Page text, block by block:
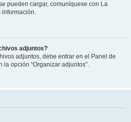
pueden cargar, comuníquese con La
información.
adjuntos?
adjuntos, debe entrar en el Panel de
opción “Organizar adjuntos”.